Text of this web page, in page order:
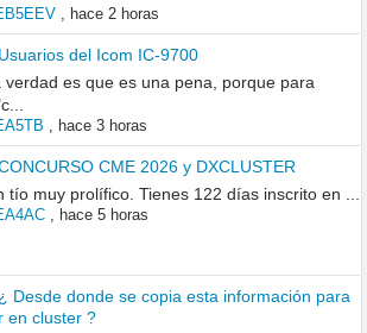
, hace 2 horas
del Icom IC-9700
verdad es que es una pena, porque para
hace 3 horas
CME 2026 y DXCLUSTER
tío muy prolífico. Tienes 122 días inscrito en ...
, hace 5 horas
Desde donde se copia esta información para
en cluster ?